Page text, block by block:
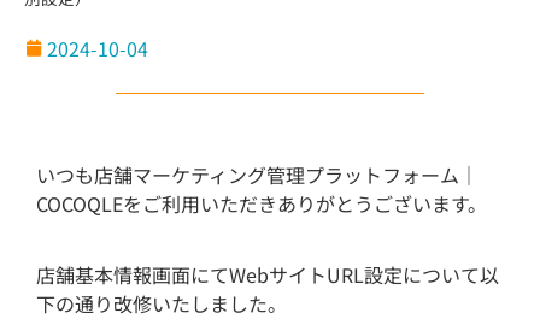
2024-10-04
いつも店舗マーケティング管理プラットフォーム｜
COCOQLEをご利用いただきありがとうございます。
店舗基本情報画面にてWebサイトURL設定について以
下の通り改修いたしました。